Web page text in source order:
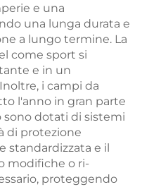
e una
una lunga durata e
a lungo termine. La
come sport si
e in un
i campi da
l'anno in gran parte
dotati di sistemi
di protezione
standardizzata e il
modifiche o ri-
proteggendo